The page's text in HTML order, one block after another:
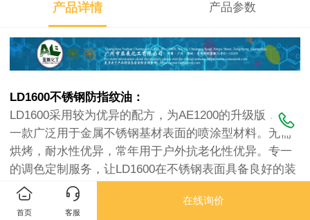
产品详情 产品参数
LD1600不锈钢防指纹油：
LD1600采用较为优异的配方，为AE1200的升级版，是
一款广泛用于金属不锈钢基材表面的喷涂型材料。无需
烘烤，耐水性优异，常年用于户外抗老化性优异。专一
的调色定制服务，让LD1600在不锈钢表面具备良好的装
饰性，常见的有亮光、半哑光、钛金色、玫瑰金色、不
锈钢本色等。
首页 客服
在线询价